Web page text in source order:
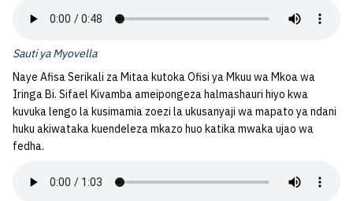
Sauti ya Myovella
Naye Afisa Serikali za Mitaa kutoka Ofisi ya Mkuu wa Mkoa wa
Iringa Bi. Sifael Kivamba ameipongeza halmashauri hiyo kwa
kuvuka lengo la kusimamia zoezi la ukusanyaji wa mapato ya ndani
huku akiwataka kuendeleza mkazo huo katika mwaka ujao wa
fedha.